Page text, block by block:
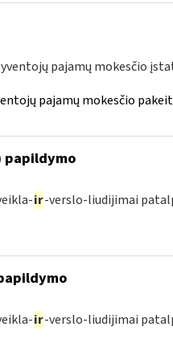
pajamų mokesčio
pajamų mokesčio
papildymo
ir-verslo-liudijimai
ir-verslo-liudijimai